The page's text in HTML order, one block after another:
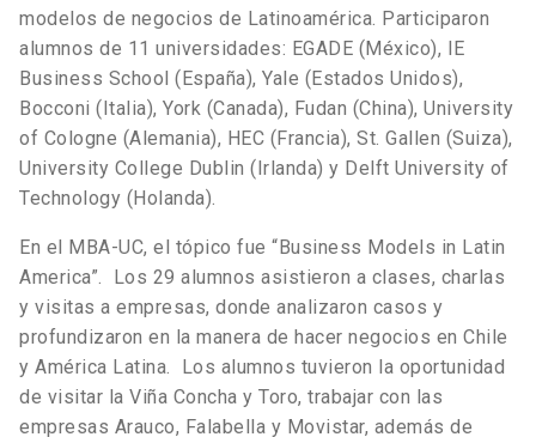
modelos de negocios de Latinoamérica. Participaron
alumnos de 11 universidades: EGADE (México), IE
Business School (España), Yale (Estados Unidos),
Bocconi (Italia), York (Canada), Fudan (China), University
of Cologne (Alemania), HEC (Francia), St. Gallen (Suiza),
University College Dublin (Irlanda) y Delft University of
Technology (Holanda).
En el MBA-UC, el tópico fue “Business Models in Latin
America”. Los 29 alumnos asistieron a clases, charlas
y visitas a empresas, donde analizaron casos y
profundizaron en la manera de hacer negocios en Chile
y América Latina. Los alumnos tuvieron la oportunidad
de visitar la Viña Concha y Toro, trabajar con las
empresas Arauco, Falabella y Movistar, además de